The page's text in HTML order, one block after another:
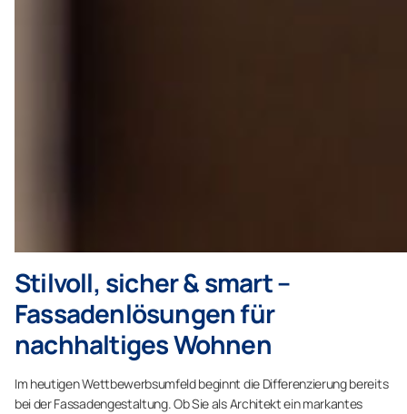
Stilvoll, sicher & smart –
Fassadenlösungen für
nachhaltiges Wohnen
Im heutigen Wettbewerbsumfeld beginnt die Differenzierung bereits
bei der Fassadengestaltung. Ob Sie als Architekt ein markantes